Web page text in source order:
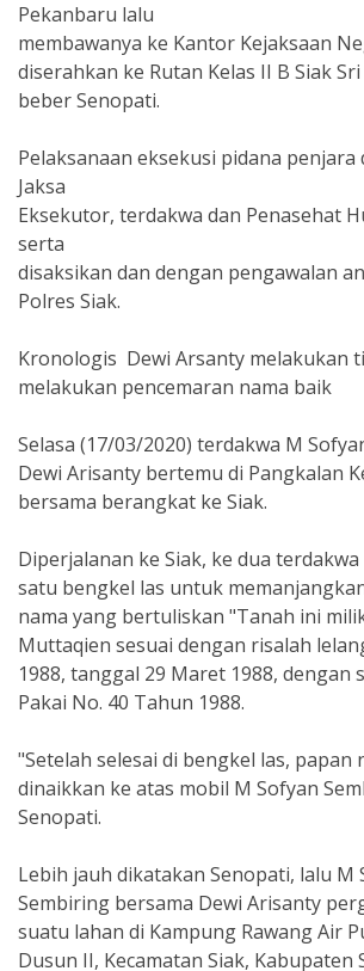
Pekanbaru lalu
membawanya ke Kantor Kejaksaan
diserahkan ke Rutan Kelas II B Siak
beber Senopati.
Pelaksanaan eksekusi pidana penjara
Jaksa
Eksekutor, terdakwa dan Penasehat
serta
disaksikan dan dengan pengawalan
Polres Siak.
Kronologis Dewi Arsanty melakukan
melakukan pencemaran nama baik
Selasa (17/03/2020) terdakwa M
Dewi Arisanty bertemu di Pangkalan
bersama berangkat ke Siak.
Diperjalanan ke Siak, ke dua
satu bengkel las untuk
nama yang bertuliskan "Tanah ini
Muttaqien sesuai dengan risalah
1988, tanggal 29 Maret 1988, dengan
Pakai No. 40 Tahun 1988.
"Setelah selesai di bengkel las, papan
dinaikkan ke atas mobil M Sofyan
Senopati.
Lebih jauh dikatakan Senopati, lalu M
Sembiring bersama Dewi Arisanty
suatu lahan di Kampung Rawang Air
Dusun II, Kecamatan Siak, Kabupaten